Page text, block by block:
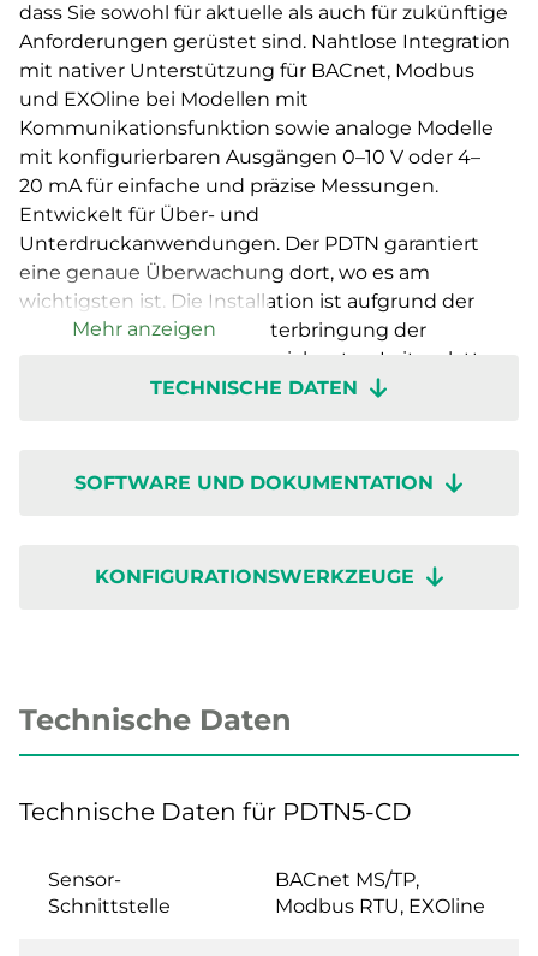
dass Sie sowohl für aktuelle als auch für zukünftige
Anforderungen gerüstet sind. Nahtlose Integration
mit nativer Unterstützung für BACnet, Modbus
und EXOline bei Modellen mit
Kommunikationsfunktion sowie analoge Modelle
mit konfigurierbaren Ausgängen 0–10 V oder 4–
20 mA für einfache und präzise Messungen.
Entwickelt für Über- und
Unterdruckanwendungen. Der PDTN garantiert
eine genaue Überwachung dort, wo es am
wichtigsten ist. Die Installation ist aufgrund der
großzügig gestalteten Unterbringung der
Verdrahtung, klar gekennzeichneten Leiterplatten
und einem intuitiven Drehschalter mühelos
einsatzbereit, sodass Sie sich auf die Leistung statt
Benutzerfreundlichkeit zusammenkommen.
Mehr anzeigen
TECHNISCHE DATEN
SOFTWARE UND DOKUMENTATION
KONFIGURATIONSWERKZEUGE
Technische Daten
Technische Daten für PDTN5-CD
Sensor-
Schnittstelle
BACnet MS/TP,
Modbus RTU, EXOline